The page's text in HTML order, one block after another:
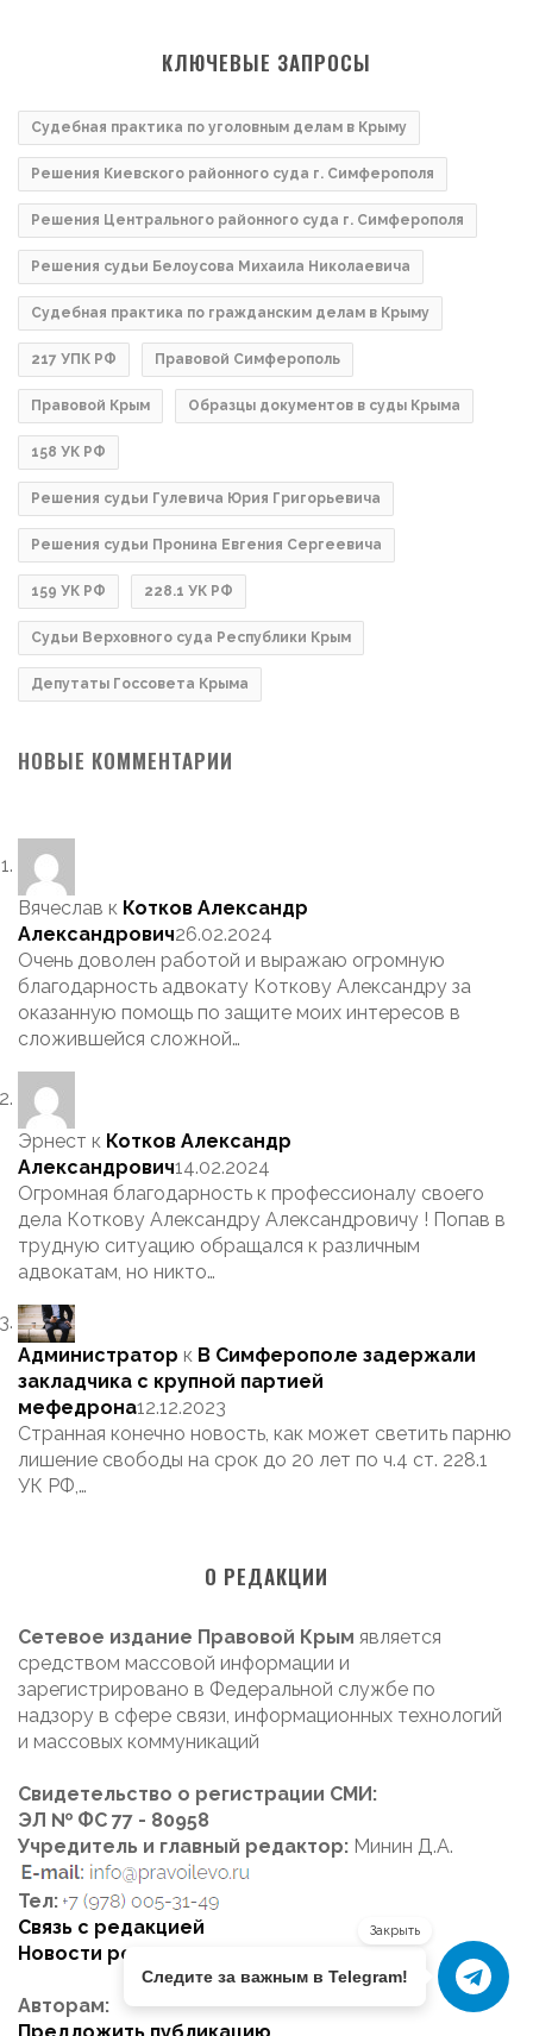
КЛЮЧЕВЫЕ ЗАПРОСЫ
Судебная практика по уголовным делам в Крыму
Решения Киевского районного суда г. Симферополя
Решения Центрального районного суда г. Симферополя
Решения судьи Белоусова Михаила Николаевича
Судебная практика по гражданским делам в Крыму
217 УПК РФ Правовой Симферополь
Правовой Крым Образцы документов в суды Крыма
158 УК РФ
Решения судьи Гулевича Юрия Григорьевича
Решения судьи Пронина Евгения Сергеевича
159 УК РФ 228.1 УК РФ
Судьи Верховного суда Республики Крым
Депутаты Госсовета Крыма
НОВЫЕ КОММЕНТАРИИ
Вячеслав к Котков Александр
Александрович26.02.2024
Очень доволен работой и выражаю огромную
благодарность адвокату Коткову Александру за
оказанную помощь по защите моих интересов в
сложившейся сложной…
Эрнест к Котков Александр
Александрович14.02.2024
Огромная благодарность к профессионалу своего
дела Коткову Александру Александровичу ! Попав в
трудную ситуацию обращался к различным
адвокатам, но никто…
Администратор к В Симферополе задержали
закладчика с крупной партией
мефедрона12.12.2023
Странная конечно новость, как может светить парню
лишение свободы на срок до 20 лет по ч.4 ст. 228.1
УК РФ,…
О РЕДАКЦИИ
Сетевое издание Правовой Крым является
средством массовой информации и
зарегистрировано в Федеральной службе по
надзору в сфере связи, информационных технологий
и массовых коммуникаций
Свидетельство о регистрации СМИ:
ЭЛ № ФС 77 - 80958
Учредитель и главный редактор: Минин Д.А.
Тел:
Связь с редакцией
Новости редакции
Авторам:
Закрыть
Следите за важным в Telegram!